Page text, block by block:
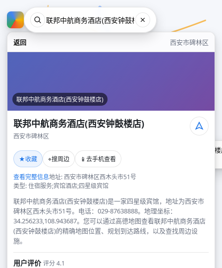
返回 西安市碑林区
联邦中航商务酒店(西安钟鼓楼店)
联邦中航商务酒店(西安钟鼓楼店)
西安市碑林区
★收藏 ⌖搜周边 📱 去手机查看
查看完整信息地址: 西安市碑林区西木头市51号
类型: 住宿服务;宾馆酒店;四星级宾馆
联邦中航商务酒店(西安钟鼓楼店)是一家四星级宾馆，地址为西安市
碑林区西木头市51号。电话：029-87638888。地理坐标：
34.256233,108.943687。您可以通过高德地图查看联邦中航商务酒店
(西安钟鼓楼店)的精确地图位置、规划到达路线，以及查找周边设
施。
用户评价评分 4.1
联邦中航商务酒店(西安钟鼓